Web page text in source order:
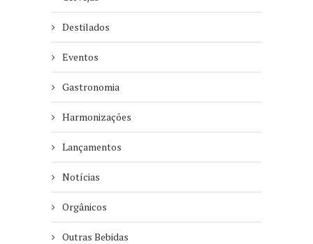
Destilados
Eventos
Gastronomia
Harmonizações
Lançamentos
Notícias
Orgânicos
Outras Bebidas